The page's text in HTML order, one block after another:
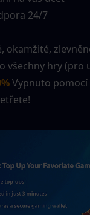
24/7
okamžité,
všechny hry (pro
Vypnuto pomocí